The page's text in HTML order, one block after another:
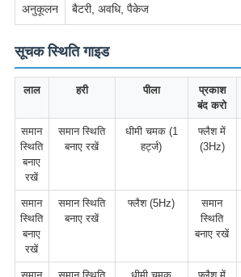
अनुकूलन बैटरी, अवधि, पैकेज
सूचक स्थिति गाइड
लाल हरी पीला
प्रकाश
बंद करो
समान
स्थिति
बनाए
रखें
समान स्थिति
बनाए रखें
धीमी चमक (1
हर्ट्ज)
फ्लैश में
(3Hz)
समान
स्थिति
बनाए
रखें
समान स्थिति
बनाए रखें
फ्लैश (5Hz)
समान
स्थिति
बनाए रखें